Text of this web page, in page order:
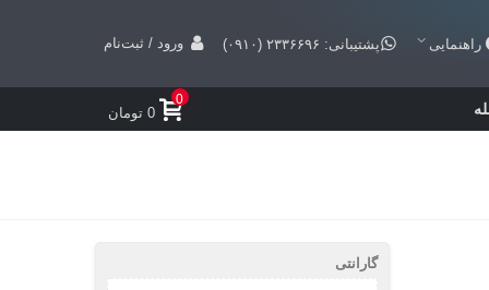
راهنمایی پشتیبانی: ۲۳۳۶۶۹۶ (۰۹۱۰) ورود / ثبت‌نام
0
0 تومان
گارانتی